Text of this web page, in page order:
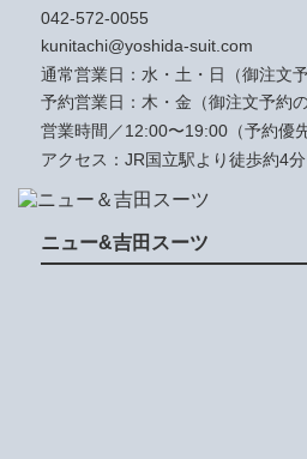
042-572-0055
kunitachi@yoshida-suit.com
通常営業日：水・土・日（御注文
予約営業日：木・金（御注文予約の
営業時間／12:00〜19:00（予約優
アクセス：JR国立駅より徒歩約4分
ニュー&吉田スーツ